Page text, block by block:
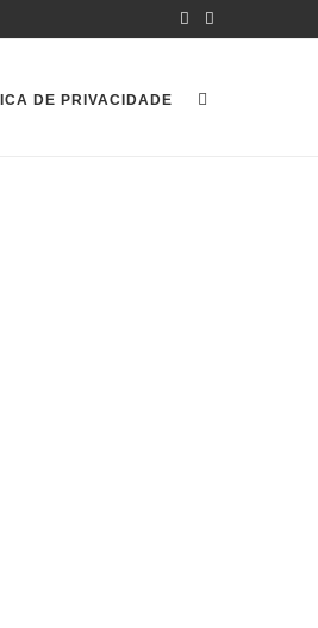
DE PRIVACIDADE